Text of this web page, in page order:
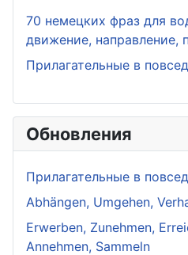
70 немецких фраз для
движение, направление,
Прилагательные в
Обновления
Прилагательные в
Abhängen, Umgehen,
Erwerben, Zunehmen,
Annehmen, Sammeln